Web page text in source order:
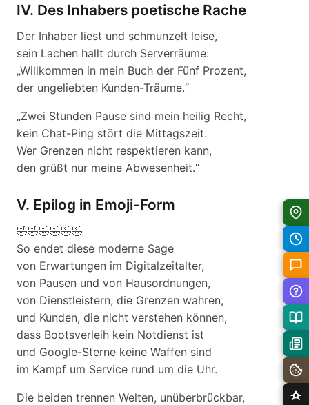
IV. Des Inhabers poetische Rache
Der Inhaber liest und schmunzelt leise,
sein Lachen hallt durch Serverräume:
„Willkommen in mein Buch der Fünf Prozent,
der ungeliebten Kunden-Träume.“
„Zwei Stunden Pause sind mein heilig Recht,
kein Chat-Ping stört die Mittagszeit.
Wer Grenzen nicht respektieren kann,
den grüßt nur meine Abwesenheit.“
V. Epilog in Emoji-Form
🤣🤣🤣🤣🤣🤣
So endet diese moderne Sage
von Erwartungen im Digitalzeitalter,
von Pausen und von Hausordnungen,
von Dienstleistern, die Grenzen wahren,
und Kunden, die nicht verstehen können,
dass Bootsverleih kein Notdienst ist
und Google-Sterne keine Waffen sind
im Kampf um Service rund um die Uhr.
Die beiden trennen Welten, unüberbrückbar,